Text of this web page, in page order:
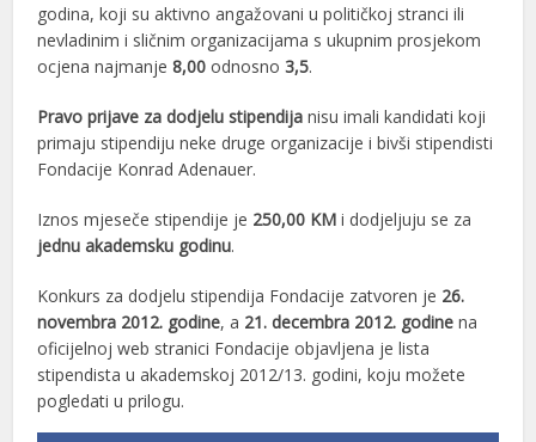
godina, koji su aktivno angažovani u političkoj stranci ili
nevladinim i sličnim organizacijama s ukupnim prosjekom
ocjena najmanje 8,00 odnosno3,5.
Pravo prijave za dodjelu stipendija nisu imali kandidati koji
primaju stipendiju neke druge organizacije i bivši stipendisti
Fondacije Konrad Adenauer.
Iznos mjeseče stipendije je 250,00 KM i dodjeljuju se za
jednu akademsku godinu.
Konkurs za dodjelu stipendija Fondacije zatvoren je 26.
novembra 2012. godine, a 21. decembra 2012. godine na
oficijelnoj web stranici Fondacije objavljena je lista
stipendista u akademskoj 2012/13. godini, koju možete
pogledati u prilogu.